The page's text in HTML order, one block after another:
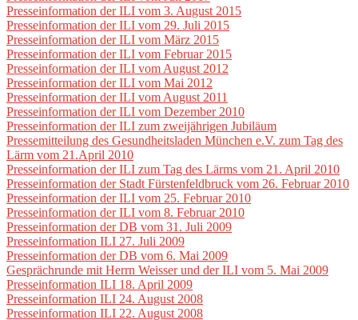
Presseinformation der ILI vom 3. August 2015
Presseinformation der ILI vom 29. Juli 2015
Presseinformation der ILI vom März 2015
Presseinformation der ILI vom Februar 2015
Presseinformation der ILI vom August 2012
Presseinformation der ILI vom Mai 2012
Presseinformation der ILI vom August 2011
Presseinformation der ILI vom Dezember 2010
Presseinformation der ILI zum zweijährigen Jubiläum
Pressemitteilung des Gesundheitsladen München e.V. zum Tag des
Lärm vom 21.April 2010
Presseinformation der ILI zum Tag des Lärms vom 21. April 2010
Presseinformation der Stadt Fürstenfeldbruck vom 26. Februar 2010
Presseinformation der ILI vom 25. Februar 2010
Presseinformation der ILI vom 8. Februar 2010
Presseinformation der DB vom 31. Juli 2009
Presseinformation ILI 27. Juli 2009
Presseinformation der DB vom 6. Mai 2009
Gesprächrunde mit Herrn Weisser und der ILI vom 5. Mai 2009
Presseinformation ILI 18. April 2009
Presseinformation ILI 24. August 2008
Presseinformation ILI 22. August 2008